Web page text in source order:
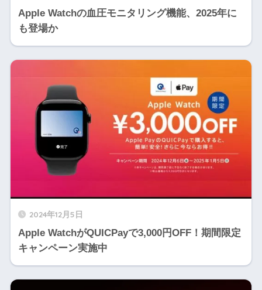
Apple Watchの血圧モニタリング機能、2025年に
も登場か
2024年12月5日
Apple WatchがQUICPayで3,000円OFF！期間限定
キャンペーン実施中